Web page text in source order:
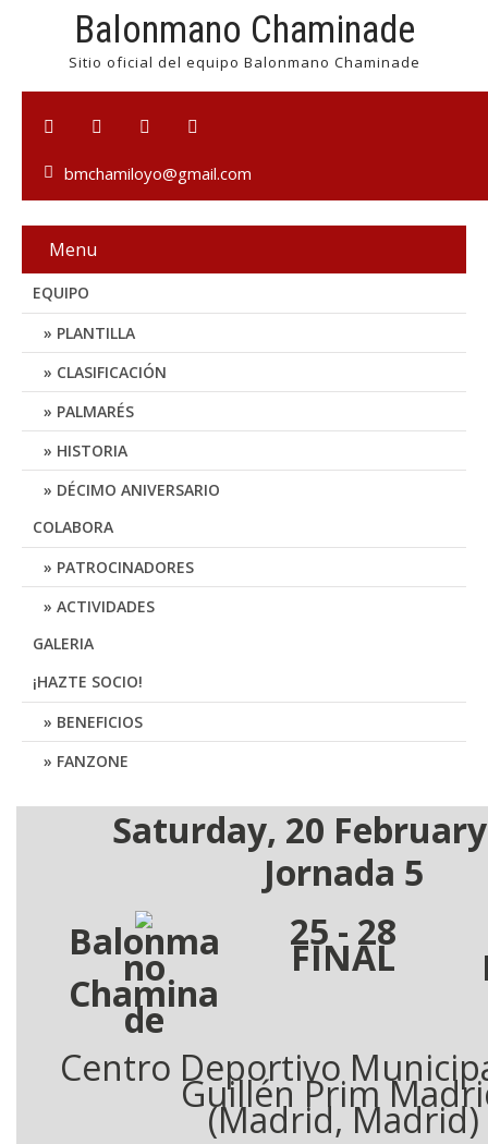
Balonmano Chaminade
Sitio oficial del equipo Balonmano Chaminade
bmchamiloyo@gmail.com
Menu
EQUIPO
PLANTILLA
CLASIFICACIÓN
PALMARÉS
HISTORIA
DÉCIMO ANIVERSARIO
COLABORA
PATROCINADORES
ACTIVIDADES
GALERIA
¡HAZTE SOCIO!
BENEFICIOS
FANZONE
Saturday, 20
Jornada 5
Balonma
no
Chamina
de
25 - 28
FINAL
Centro Deportivo
Guillén Prim
(Madrid, Madrid)